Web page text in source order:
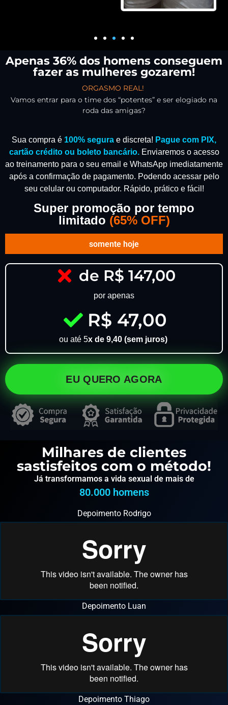
Apenas 36% dos homens conseguem
fazer as mulheres gozarem!
ORGASMO REAL!
Vamos entrar para o time dos “potentes” e ser elogiado na
roda das amigas?
Sua compra é 100% segura e discreta! Pague com PIX,
cartão crédito ou boleto bancário. Enviaremos o acesso
ao treinamento para o seu email e WhatsApp imediatamente
após a confirmação de pagamento. Podendo acessar pelo
seu celular ou computador. Rápido, prático e fácil!
Super promoção por tempo
limitado (65% OFF)
somente hoje
de R$ 147,00
por apenas
R$ 47,00
ou até 5x de 9,40 (sem juros)
EU QUERO AGORA
Milhares de clientes
sastisfeitos com o método!
Já transformamos a vida sexual de mais de
80.000 homens
Depoimento Rodrigo
Depoimento Luan
Depoimento Thiago